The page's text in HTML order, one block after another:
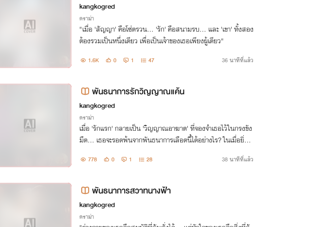
kangkogred
ดราม่า
"เมื่อ 'สัญญา' คือโซ่ตรวน... 'รัก' คือสนามรบ... และ 'เขา' ทั้งสอง
ต้องรวมเป็นหนึ่งเดียว เพื่อเป็นเจ้าของเธอเพียงผู้เดียว"
1.6K 0 1 47 36 นาทีที่แล้ว
พันธนาการรักวิญญาณแค้น
kangkogred
ดราม่า
เมื่อ 'รักแรก' กลายเป็น 'วิญญาณอาฆาต' ที่จองจำเธอไว้ในกรงขัง
มืด... เธอจะรอดพ้นจากพันธนาการเลือดนี้ได้อย่างไร? ในเมื่อยิ่งห
778 0 1 28 38 นาทีที่แล้ว
พันธนาการสวาทนางฟ้า
kangkogred
ดราม่า